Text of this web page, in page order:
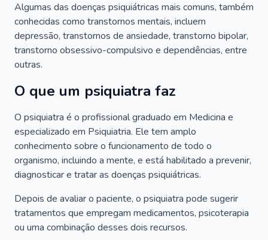
Algumas das doenças psiquiátricas mais comuns, também
conhecidas como transtornos mentais, incluem
depressão, transtornos de ansiedade, transtorno bipolar,
transtorno obsessivo-compulsivo e dependências, entre
outras.
O que um psiquiatra faz
O psiquiatra é o profissional graduado em Medicina e
especializado em Psiquiatria. Ele tem amplo
conhecimento sobre o funcionamento de todo o
organismo, incluindo a mente, e está habilitado a prevenir,
diagnosticar e tratar as doenças psiquiátricas.
Depois de avaliar o paciente, o psiquiatra pode sugerir
tratamentos que empregam medicamentos, psicoterapia
ou uma combinação desses dois recursos.